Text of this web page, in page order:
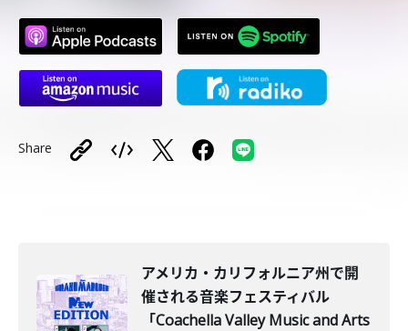
Share
アメリカ・カリフォルニア州で開
催される音楽フェスティバル
「Coachella Valley Music and Arts